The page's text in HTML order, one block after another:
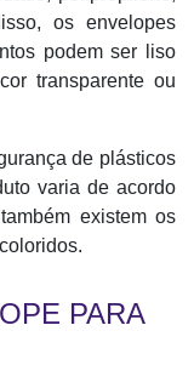
os envelopes
podem ser liso
transparente ou
de plásticos
varia de acordo
existem os
PARA